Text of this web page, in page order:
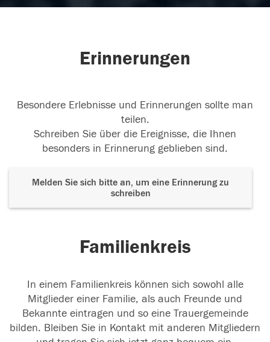
Erinnerungen
Besondere Erlebnisse und Erinnerungen sollte man
teilen.
Schreiben Sie über die Ereignisse, die Ihnen
besonders in Erinnerung geblieben sind.
Melden Sie sich bitte an, um eine Erinnerung zu
schreiben
Familienkreis
In einem Familienkreis können sich sowohl alle
Mitglieder einer Familie, als auch Freunde und
Bekannte eintragen und so eine Trauergemeinde
bilden. Bleiben Sie in Kontakt mit anderen Mitgliedern